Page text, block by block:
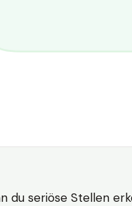
du seriöse Stellen